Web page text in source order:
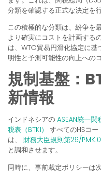
分類を確認する正式な決定を
この積極的な分類は、紛争を
より確実にコストを計画する
は、WTO貿易円滑化協定に
明性と予測可能性の向上への
規制基盤：
新情報
インドネシアの ASEAN統一関
税表（BTKI）
すべてのHSコ
は、 財務大臣規則第26/
と調和させます。
同時に、事前裁定ポリシーは